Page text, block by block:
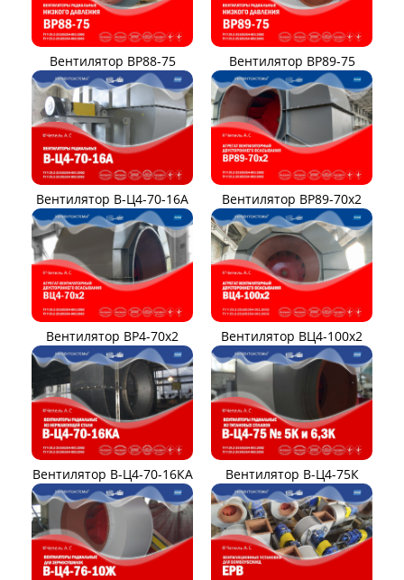
Вентилятор ВР88-75 Вентилятор ВР89-75
Вентилятор В-Ц4-70-16А Вентилятор ВР89-70x2
Вентилятор ВР4-70x2 Вентилятор ВЦ4-100х2
Вентилятор В-Ц4-70-16КА Вентилятор В-Ц4-75К